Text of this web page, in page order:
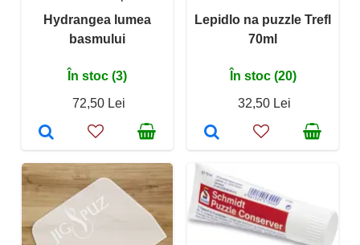
Hydrangea lumea
basmului
În stoc (3)
72,50 Lei
Lepidlo na puzzle Trefl
70ml
În stoc (20)
32,50 Lei